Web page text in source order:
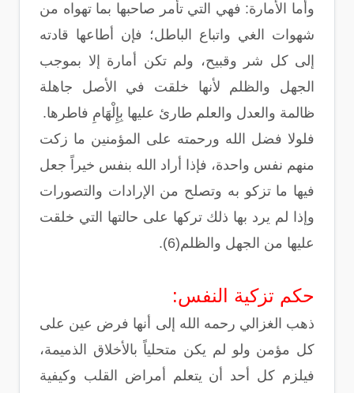
وأما الأمارة: فهي التي تأمر صاحبها بما تهواه من
شهوات الغي واتباع الباطل؛ فإن أطاعها قادته
إلى كل شر وقبيح، ولم تكن أمارة إلا بموجب
الجهل والظلم لأنها خلقت في الأصل جاهلة
ظالمة والعدل والعلم طارئ عليها بِإِلْهَامِ فاطرها.
فلولا فضل الله ورحمته على المؤمنين ما زكت
منهم نفس واحدة، فإذا أراد الله بنفس خيراً جعل
فيها ما تزكو به وتصلح من الإرادات والتصورات
وإذا لم يرد بها ذلك تركها على حالتها التي خلقت
عليها من الجهل والظلم(6).
حكم تزكية النفس:
ذهب الغزالي رحمه الله إلى أنها فرض عين على
كل مؤمن ولو لم يكن متحلياً بالأخلاق الذميمة،
فيلزم كل أحد أن يتعلم أمراض القلب وكيفية